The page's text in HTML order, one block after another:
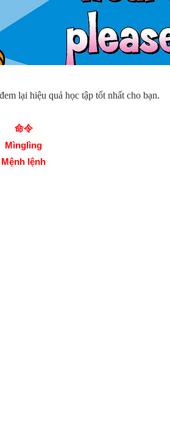
lại hiệu quả học tập tốt nhất cho bạn.
命令
Mìnglìng
Mệnh lệnh